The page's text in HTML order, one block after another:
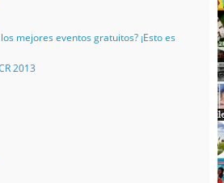
mejores eventos gratuitos? ¡Esto es
2013